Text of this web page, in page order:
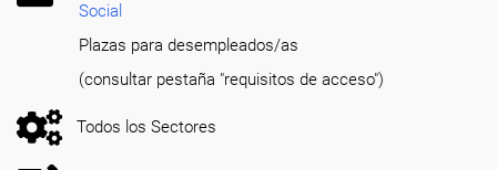
Social
Plazas para desempleados/as
(consultar pestaña "requisitos de acceso")
Todos los Sectores